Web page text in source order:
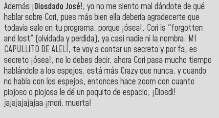
Además ¡Diosdado José!, yo no me siento mal dándote de qué
hablar sobre Cori, pues más bien ella debería agradecerte que
todavía sale en tu programa, porque ¡ósea!, Cori is "forgotten
and lost” (olvidada y perdida), ya casi nadie ni la nombra. MI
CAPULLITO DE ALELÍ, te voy a contar un secreto y por fa, es
secreto ¡ósea!, no lo debes decir, ahora Cori pasa mucho tiempo
hablándole a los espejos, está más Crazy que nunca, y cuando
no habla con los espejos, entonces hace zoom con cuanto
piojoso o piojosa le dé un poquito de espacio, ¡Diosdi!
jajajajajajaa ¡morí, muerta!